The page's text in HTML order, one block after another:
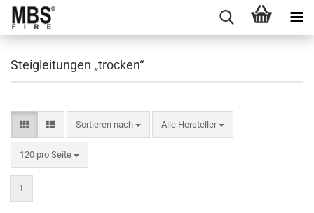
Steigleitungen „trocken“
Sortieren nach
Sortieren nach Alle Hersteller
120 pro Seite
pro Seite
1